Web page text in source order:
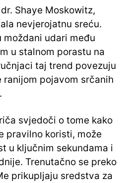
Shaye Moskowitz,
nevjerojatnu sreću.
moždani udari među
u stalnom porastu na
taj trend povezuju
ranijom pojavom srčanih
svjedoči o tome kako
pravilno koristi, može
u ključnim sekundama i
Trenutačno se preko
prikupljaju sredstva za